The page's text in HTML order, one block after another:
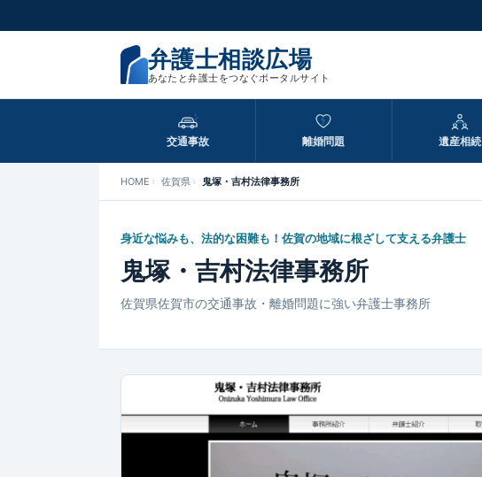
弁護士相談広場
あなたと弁護士をつなぐポータルサイト
交通事故 離婚問題 遺産相続
HOME 佐賀県 鬼塚・吉村法律事務所
身近な悩みも、法的な困難も！佐賀の地域に根ざして支える弁護士
鬼塚・吉村法律事務所
佐賀県佐賀市の交通事故・離婚問題に強い弁護士事務所